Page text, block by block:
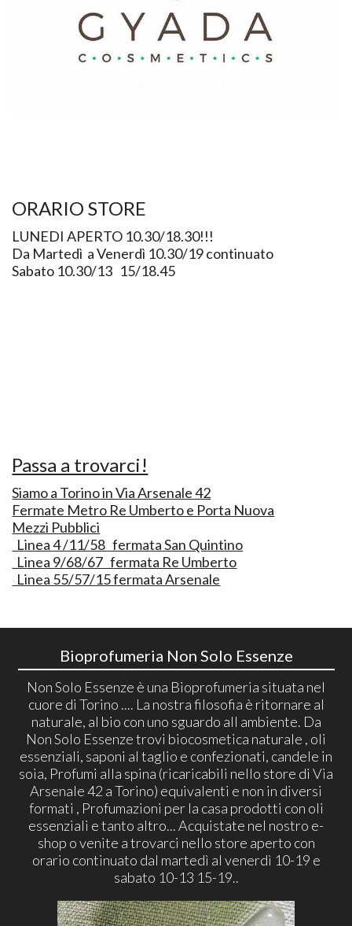
ORARIO STORE
LUNEDI APERTO 10.30/18.30!!!
Da Martedì a Venerdì 10.30/19 continuato
Sabato 10.30/13 15/18.45
Passa a trovarci!
Siamo a Torino in Via Arsenale 42
Fermate Metro Re Umberto e Porta Nuova
Mezzi Pubblici
Linea 4 /11/58 fermata San Quintino
Linea 9/68/67 fermata Re Umberto
Linea 55/57/15 fermata Arsenale
Bioprofumeria Non Solo Essenze
Non Solo Essenze è una Bioprofumeria situata nel
cuore di Torino .... La nostra filosofia è ritornare al
naturale, al bio con uno sguardo all ambiente. Da
Non Solo Essenze trovi biocosmetica naturale , oli
essenziali, saponi al taglio e confezionati, candele in
soia, Profumi alla spina (ricaricabili nello store di Via
Arsenale 42 a Torino) equivalenti e non in diversi
formati , Profumazioni per la casa prodotti con oli
essenziali e tanto altro... Acquistate nel nostro e-
shop o venite a trovarci nello store aperto con
orario continuato dal martedì al venerdì 10-19 e
sabato 10-13 15-19..